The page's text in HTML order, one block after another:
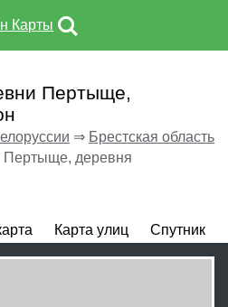
Карты
Пертыще,
⇒ Брестская область
Пертыще, деревня
Карта улиц Спутник